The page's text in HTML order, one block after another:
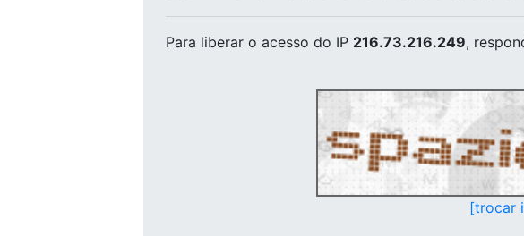
Para liberar o acesso do IP 216.73.216.249,
[trocar